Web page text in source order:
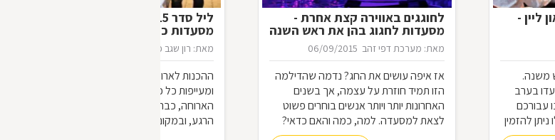
ליין -
משנה.
בערב
עבורכם
להזמין
לחוגגים באווירה קצת אחרת -
מסעדות לחגוג בהן את ראש השנה
מאת: מערכת דפי זהב 06/09/2015
אז איפה עושים את החג? נדמה שהדילמה
הזו תמיד חוזרת על עצמה, אך בשנים
האחרונות יותר ויותר אנשים בוחרים פשוט
לצאת למסעדה. למה, כמה והאם כדאי?
מסעדות כשרות/לא כשרות
מאת: רון שגב פינקלמן
ההכנות לארוחת חג מושקעת הן מפרכות
ומעייפות כל כך, עד שכאשר מגיעים לשלב
הארוחה, כבר קשה ליהנות ולהתענג על
הרגע, ובמקום זאת טרודים במחשבות על